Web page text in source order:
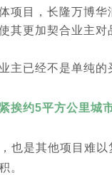
项目，长隆万博
其更加契合业主对
主已经不是单纯
挨约5平方公里城
也是其他项目难
。